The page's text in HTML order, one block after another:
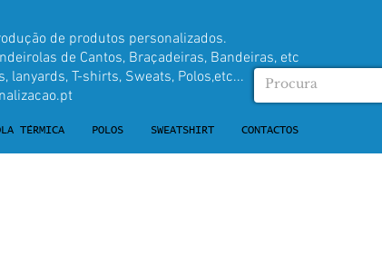
TÉRMICA POLOS SWEATSHIRT CONTACTOS
de produtos personalizados.
de Cantos, Braçadeiras, Bandeiras, etc
lanyards, T-shirts, Sweats, Polos,etc...